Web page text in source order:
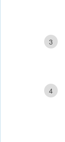
3
4